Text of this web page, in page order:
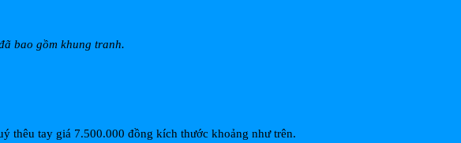
bao gồm khung tranh.
thêu tay giá 7.500.000 đồng kích thước khoảng như trên.